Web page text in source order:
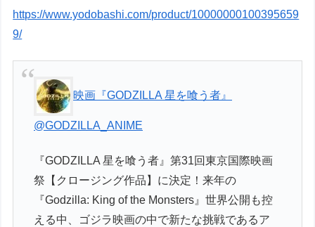
https://www.yodobashi.com/product/10000000100395659
9/
映画『GODZILLA 星を喰う者』
@GODZILLA_ANIME
『GODZILLA 星を喰う者』第31回東京国際映画
祭【クロージング作品】に決定！来年の
『Godzilla: King of the Monsters』世界公開も控
える中、ゴジラ映画の中で新たな挑戦であるア